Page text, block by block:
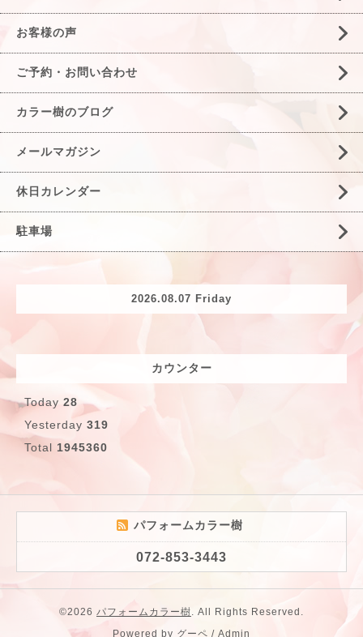
お客様の声
ご予約・お問い合わせ
カラー樹のブログ
メールマガジン
休日カレンダー
駐車場
2026.08.07 Friday
カウンター
Today 28
Yesterday 319
Total 1945360
パフォームカラー樹
072-853-3443
©2026 パフォームカラー樹. All Rights Reserved.
Powered by グーペ / Admin